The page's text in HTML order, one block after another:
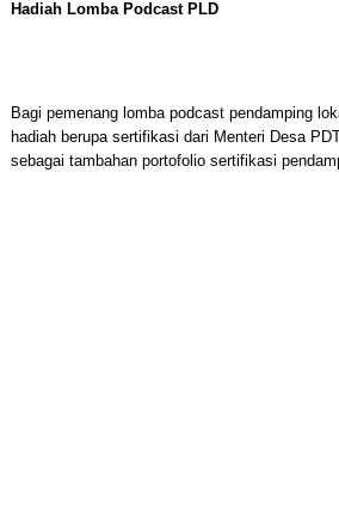
Hadiah Lomba Podcast PLD
Bagi pemenang lomba podcast pendamping
hadiah berupa sertifikasi dari Menteri Desa
sebagai tambahan portofolio sertifikasi